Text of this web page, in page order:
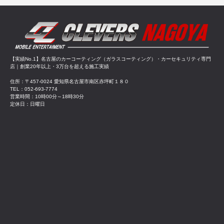
【実績No.1】名古屋のカーコーティング（ガラスコーティング）・カーセキュリティ専門
店｜創業20年以上・3万台を超える施工実績
住所：〒457-0024 愛知県名古屋市南区赤坪町１８０
TEL：052-693-7774
営業時間：10時00分～18時30分
定休日：日曜日